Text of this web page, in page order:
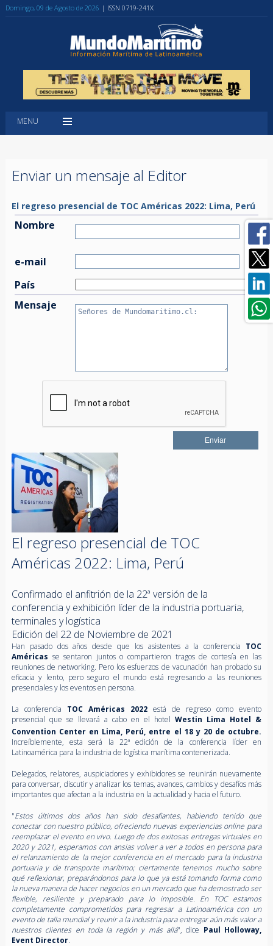
Domingo, 09 de Agosto de 2026 | ISSN 0719-241X
MENU
Enviar un mensaje al Editor
El regreso presencial de TOC Américas 2022: Lima, Perú
Nombre
e-mail
País
Mensaje
El regreso presencial de TOC
Américas 2022: Lima, Perú
Confirmado el anfitrión de la 22ª versión de la
conferencia y exhibición líder de la industria portuaria,
terminales y logística
Edición del 22 de Noviembre de 2021
Han pasado dos años desde que los asistentes a la conferencia TOC
Américas se sentaron juntos o compartieron tragos de cortesía en las
reuniones de networking. Pero los esfuerzos de vacunación han probado su
eficacia y lento, pero seguro el mundo está regresando a las reuniones
presenciales y los eventos en persona.
La conferencia TOC Américas 2022 está de regreso como evento
presencial que se llevará a cabo en el hotelWestin Lima Hotel &
Convention Center en Lima, Perú, entre el 18 y 20 de octubre.
Increíblemente, esta será la 22ª edición de la conferencia líder en
Latinoamérica para la industria de logística marítima contenerizada.
Delegados, relatores, auspiciadores y exhibidores se reunirán nuevamente
para conversar, discutir y analizar los temas, avances, cambios y desafíos más
importantes que afectan a la industria en la actualidad y hacia el futuro.
"Estos últimos dos años han sido desafiantes, habiendo tenido que
conectar con nuestro público, ofreciendo nuevas experiencias online para
reemplazar el evento en vivo. Luego de dos exitosas entregas virtuales en
2020 y 2021, esperamos con ansias volver a ver a todos en persona para
el relanzamiento de la mejor conferencia en el mercado para la industria
portuaria y de transporte marítimo; ciertamente tenemos mucho sobre
qué reflexionar, preparándonos para lo que ya está tomando forma como
la nueva manera de hacer negocios en un mercado que ha demostrado ser
flexible, resiliente y preparado para lo imposible. En TOC estamos
completamente comprometidos para regresar a Latinoamérica con un
evento de talla mundial y reunir a la industria para entregar aún más valor a
nuestros clientes en toda la región y más allá", dice Paul Holloway,
Event Director.